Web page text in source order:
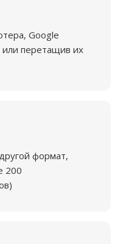
Google
или перетащив их
формат,
200